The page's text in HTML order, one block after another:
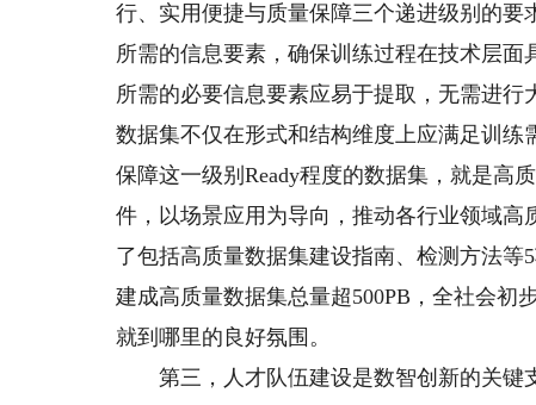
行、实用便捷与质量保障三个递进级别的
所需的信息要素，确保训练过程在技术层
所需的必要信息要素应易于提取，无需进行
数据集不仅在形式和结构维度上应满足训
保障这一级别Ready程度的数据集，就是高
件，以场景应用为导向，推动各行业领域高
了包括高质量数据集建设指南、检测方法等
建成高质量数据集总量超500PB，全社会初
就到哪里的良好氛围。
第三，人才队伍建设是数智创新的关键